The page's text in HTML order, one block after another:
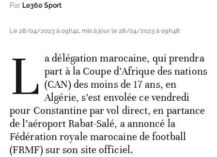
Par Le360 Sport
Le 28/04/2023 à 09h41, mis à jour le 28/04/2023 à 09h48
L a délégation marocaine, qui prendra
part à la Coupe d’Afrique des nations
(CAN) des moins de 17 ans, en
Algérie, s’est envolée ce vendredi
pour Constantine par vol direct, en partance
de l’aéroport Rabat-Salé, a annoncé la
Fédération royale marocaine de football
(FRMF) sur son site officiel.